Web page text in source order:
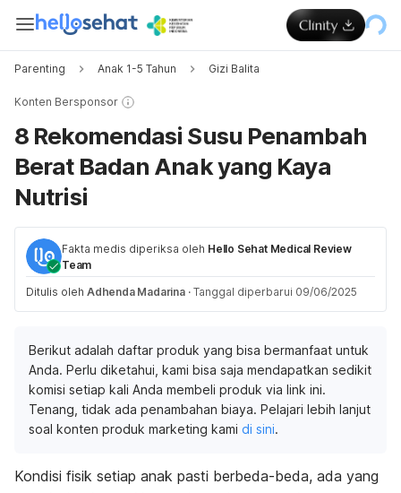
Parenting Anak 1-5 Tahun Gizi Balita
Konten Bersponsor
8 Rekomendasi Susu Penambah
Berat Badan Anak yang Kaya
Nutrisi
Fakta medis diperiksa oleh Hello Sehat Medical Review
Team
Ditulis oleh Adhenda Madarina · Tanggal diperbarui 09/06/2025
Berikut adalah daftar produk yang bisa bermanfaat untuk
Anda. Perlu diketahui, kami bisa saja mendapatkan sedikit
komisi setiap kali Anda membeli produk via link ini.
Tenang, tidak ada penambahan biaya. Pelajari lebih lanjut
soal konten produk marketing kami di sini.
Kondisi fisik setiap anak pasti berbeda-beda, ada yang